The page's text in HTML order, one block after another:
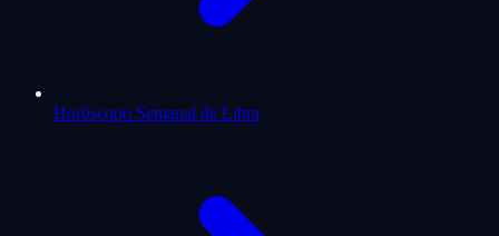
Horóscopo Semanal de Libra